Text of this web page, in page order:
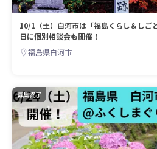
10/1（土）白河市は「福島くらし＆しご
日に個別相談会も開催！
福島県白河市
募集終了